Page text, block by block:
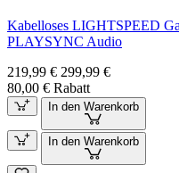
Kabelloses LIGHTSPEED
PLAYSYNC Audio
219,99 € 299,99 €
80,00 € Rabatt
In den Warenkorb
In den Warenkorb